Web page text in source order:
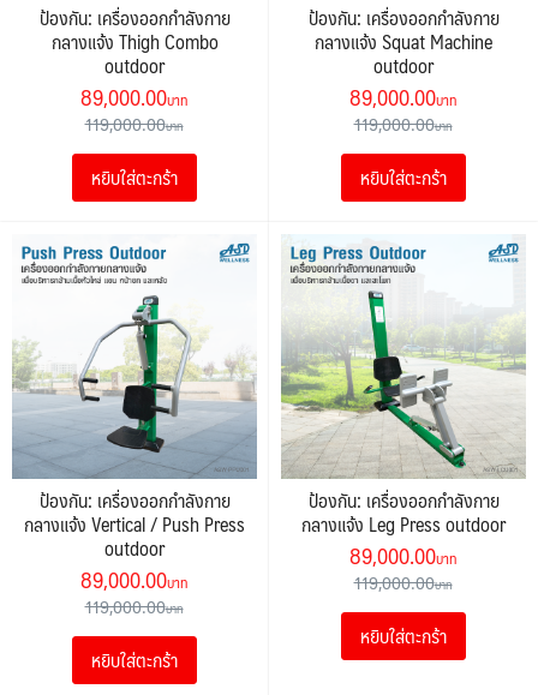
ป้องกัน: เครื่องออกกำลังกาย
กลางแจ้ง Thigh Combo
outdoor
119,000.00
Original
price
was:
119,000.00฿.
89,000.00
is:
หยิบใส่ตะกร้า
ป้องกัน: เครื่องออกกำลังกาย
กลางแจ้ง Squat Machine
outdoor
119,000.00
Original
price
was:
119,000.00฿.
89,000.00
is:
หยิบใส่ตะกร้า
ป้องกัน: เครื่องออกกำลังกาย
กลางแจ้ง Vertical / Push Press
outdoor
119,000.00
Original
price
was:
119,000.00฿.
89,000.00
is:
หยิบใส่ตะกร้า
ป้องกัน: เครื่องออกกำลังกาย
กลางแจ้ง Leg Press outdoor
119,000.00
Original
price
was:
119,000.00฿.
89,000.00
is:
หยิบใส่ตะกร้า